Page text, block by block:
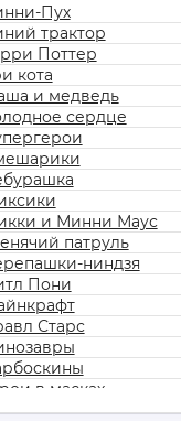
Пух
трактор
Поттер
кота
и медведь
сердце
и Минни Маус
патруль
ниндзя
Пони
Старс
в масках
мультгерои